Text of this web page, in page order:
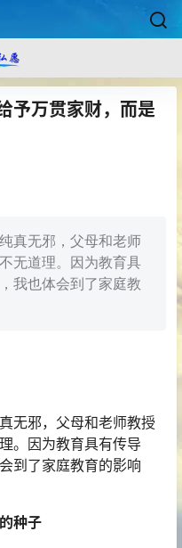
予万贯家财，而是
真无邪，父母和老师
无道理。因为教育具
我也体会到了家庭教
无邪，父母和老师教授
。因为教育具有传导
到了家庭教育的影响
种子